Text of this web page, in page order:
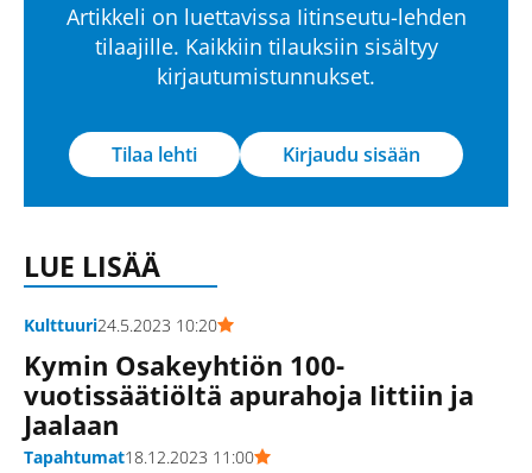
Artikkeli on luettavissa Iitinseutu-lehden
tilaajille. Kaikkiin tilauksiin sisältyy
kirjautumistunnukset.
Tilaa lehti Kirjaudu sisään
LUE LISÄÄ
Kulttuuri24.5.2023 10:20
Kymin Osakeyhtiön 100-
vuotissäätiöltä apurahoja Iittiin ja
Jaalaan
Tapahtumat18.12.2023 11:00